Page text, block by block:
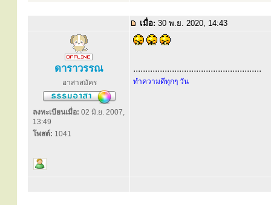
เมื่อ: 30 พ.ย. 2020, 14:43
ดาราวรรณ
อาสาสมัคร
ลงทะเบียนเมื่อ: 02 มิ.ย. 2007,
13:49
โพสต์: 1041
.....................................................
ทำความดีทุกๆ วัน